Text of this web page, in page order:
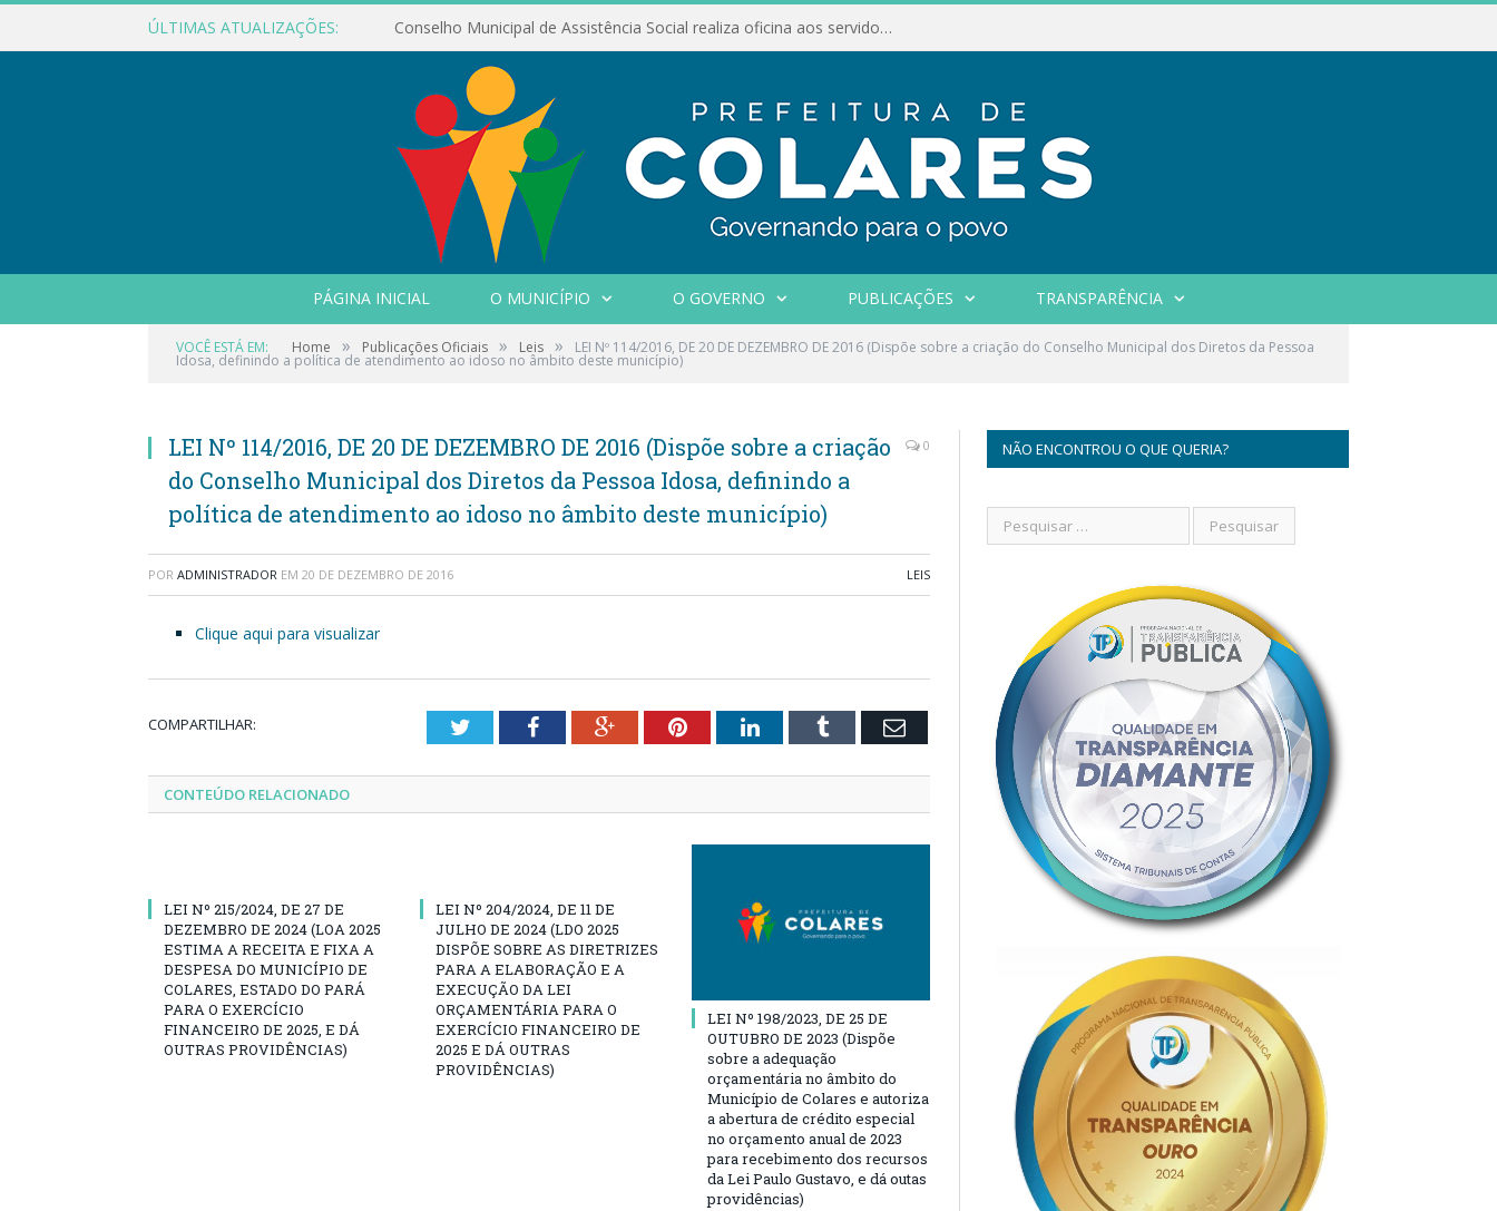
ÚLTIMAS ATUALIZAÇÕES: Conselho Municipal de Assistência Social realiza oficina aos servidores
PÁGINA INICIAL O MUNICÍPIO O GOVERNO PUBLICAÇÕES TRANSPARÊNCIA
VOCÊ ESTÁ EM: Home » Publicações Oficiais » Leis » LEI Nº 114/2016, DE 20 DE DEZEMBRO DE 2016 (Dispõe sobre a criação do Conselho Municipal dos Diretos da Pessoa
Idosa, definindo a política de atendimento ao idoso no âmbito deste município)
LEI Nº 114/2016, DE 20 DE DEZEMBRO DE 2016 (Dispõe sobre a criação
do Conselho Municipal dos Diretos da Pessoa Idosa, definindo a
política de atendimento ao idoso no âmbito deste município)
0
POR ADMINISTRADOR EM 20 DE DEZEMBRO DE 2016 LEIS
Clique aqui para visualizar
COMPARTILHAR: TwitterFacebookGoogle+PinterestLinkedInTumblr Email
CONTEÚDO RELACIONADO
LEI Nº 215/2024, DE 27 DE
DEZEMBRO DE 2024 (LOA 2025
ESTIMA A RECEITA E FIXA A
DESPESA DO MUNICÍPIO DE
COLARES, ESTADO DO PARÁ
PARA O EXERCÍCIO
FINANCEIRO DE 2025, E DÁ
OUTRAS PROVIDÊNCIAS)
LEI Nº 204/2024, DE 11 DE
JULHO DE 2024 (LDO 2025
DISPÕE SOBRE AS DIRETRIZES
PARA A ELABORAÇÃO E A
EXECUÇÃO DA LEI
ORÇAMENTÁRIA PARA O
EXERCÍCIO FINANCEIRO DE
2025 E DÁ OUTRAS
PROVIDÊNCIAS)
LEI Nº 198/2023, DE 25 DE
OUTUBRO DE 2023 (Dispõe
sobre a adequação
orçamentária no âmbito do
Município de Colares e autoriza
a abertura de crédito especial
no orçamento anual de 2023
para recebimento dos recursos
da Lei Paulo Gustavo, e dá outas
providências)
NÃO ENCONTROU O QUE QUERIA?